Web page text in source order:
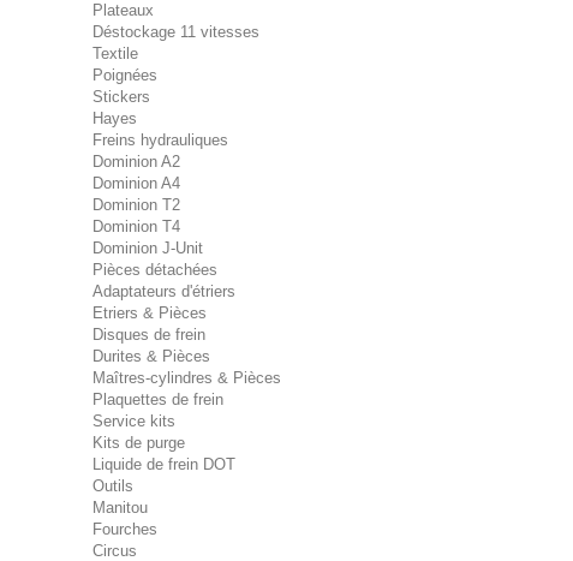
Plateaux
Déstockage 11 vitesses
Textile
Poignées
Stickers
Hayes
Freins hydrauliques
Dominion A2
Dominion A4
Dominion T2
Dominion T4
Dominion J-Unit
Pièces détachées
Adaptateurs d'étriers
Etriers & Pièces
Disques de frein
Durites & Pièces
Maîtres-cylindres & Pièces
Plaquettes de frein
Service kits
Kits de purge
Liquide de frein DOT
Outils
Manitou
Fourches
Circus